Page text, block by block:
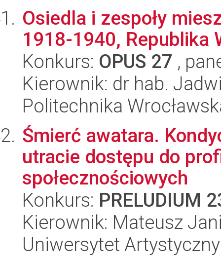
Osiedla i zespoły
1918-1940, Republika
Konkurs: OPUS 27 ,
Kierownik: dr hab.
Politechnika
Śmierć awatara.
utracie dostępu do
społecznościowych
Konkurs: PRELUDIUM
Kierownik: Mateusz
Uniwersytet